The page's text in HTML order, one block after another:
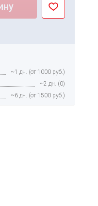
~1 дн. (от 1000 руб.)
~2 дн. (0)
~6 дн. (от 1500 руб.)